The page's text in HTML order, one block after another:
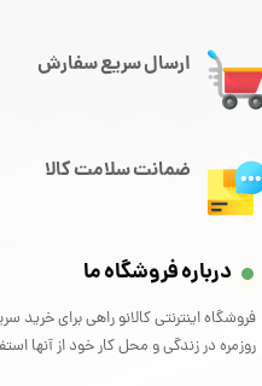
ارسال سریع سفارش
ضمانت سلامت کالا
درباره فروشگاه ما
فروشگاه اینترنتی کالانو راهی برای
روزمره در زندگی و محل کار خود از آنها